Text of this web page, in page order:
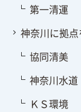
第一清運
神奈川に拠
協同清美
神奈川水道
ＫＳ環境